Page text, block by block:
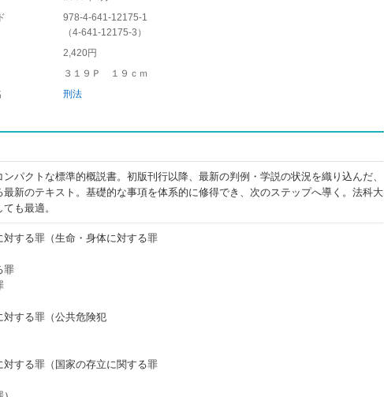
978-4-641-12175-1
（4-641-12175-3 ）
2,420円
３１９Ｐ １９ｃｍ
刑法
パクトな標準的概説書。初版刊行以降、最新の判例・学説の状況を織り込んだ、
新のテキスト。基礎的な事項を体系的に修得でき、次のステップへ導く。法科大
も最適。
する罪（生命・身体に対する罪
罪
する罪（公共危険犯
する罪（国家の存立に関する罪